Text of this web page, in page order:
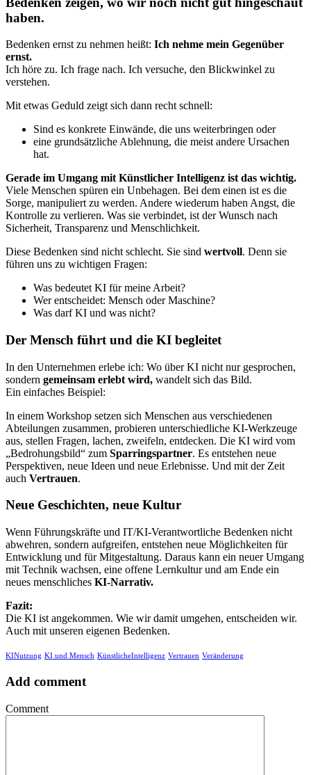
haben.
Bedenken ernst zu nehmen heißt: Ich nehme mein Gegenüber
ernst.
Ich höre zu. Ich frage nach. Ich versuche, den Blickwinkel zu
verstehen.
Mit etwas Geduld zeigt sich dann recht schnell:
Sind es konkrete Einwände, die uns weiterbringen oder
eine grundsätzliche Ablehnung, die meist andere Ursachen
hat.
Gerade im Umgang mit Künstlicher Intelligenz ist das wichtig.
Viele Menschen spüren ein Unbehagen. Bei dem einen ist es die
Sorge, manipuliert zu werden. Andere wiederum haben Angst, die
Kontrolle zu verlieren. Was sie verbindet, ist der Wunsch nach
Sicherheit, Transparenz und Menschlichkeit.
Diese Bedenken sind nicht schlecht. Sie sind wertvoll. Denn sie
führen uns zu wichtigen Fragen:
Was bedeutet KI für meine Arbeit?
Wer entscheidet: Mensch oder Maschine?
Was darf KI und was nicht?
Der Mensch führt und die KI begleitet
In den Unternehmen erlebe ich: Wo über KI nicht nur gesprochen,
sondern gemeinsam erlebt wird, wandelt sich das Bild.
Ein einfaches Beispiel:
In einem Workshop setzen sich Menschen aus verschiedenen
Abteilungen zusammen, probieren unterschiedliche KI-Werkzeuge
aus, stellen Fragen, lachen, zweifeln, entdecken. Die KI wird vom
„Bedrohungsbild“ zum Sparringspartner. Es entstehen neue
Perspektiven, neue Ideen und neue Erlebnisse. Und mit der Zeit
auch Vertrauen.
Neue Geschichten, neue Kultur
Wenn Führungskräfte und IT/KI-Verantwortliche Bedenken nicht
abwehren, sondern aufgreifen, entstehen neue Möglichkeiten für
Entwicklung und für Mitgestaltung. Daraus kann ein neuer Umgang
mit Technik wachsen, eine offene Lernkultur und am Ende ein
neues menschliches KI-Narrativ.
Fazit:
Die KI ist angekommen. Wie wir damit umgehen, entscheiden wir.
Auch mit unseren eigenen Bedenken.
KINutzung KI und Mensch KünstlicheIntelligenz Vertrauen Veränderung
Add comment
Comment